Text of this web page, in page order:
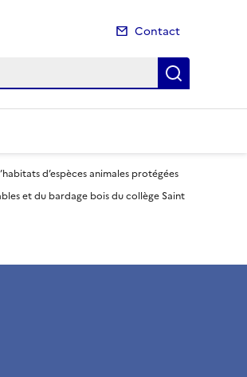
Contact
d’espèces animales protégées
et du bardage bois du collège Saint